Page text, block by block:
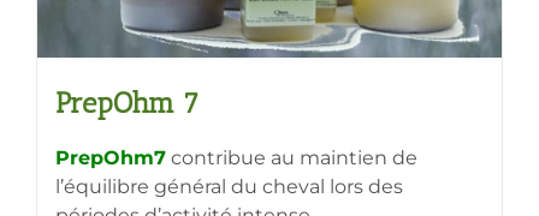
produit
PrepOhm 7
PrepOhm7 contribue au maintien de
l’équilibre général du cheval lors des